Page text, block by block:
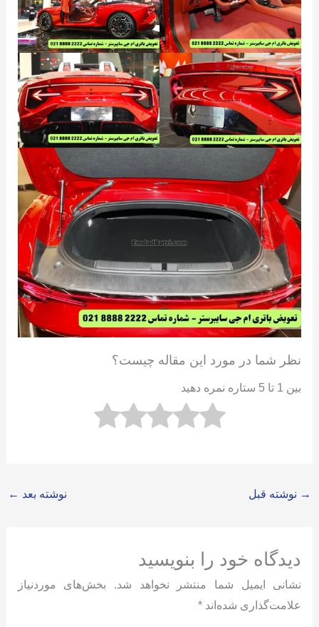
نظر شما در مورد این مقاله چیست؟
بین 1 تا 5 ستاره نمره دهید
→ نوشته قبل نوشته بعد ←
دیدگاه‌ خود را بنویسید
نشانی ایمیل شما منتشر نخواهد شد.
بخش‌های موردنیاز
علامت‌گذاری شده‌اند *